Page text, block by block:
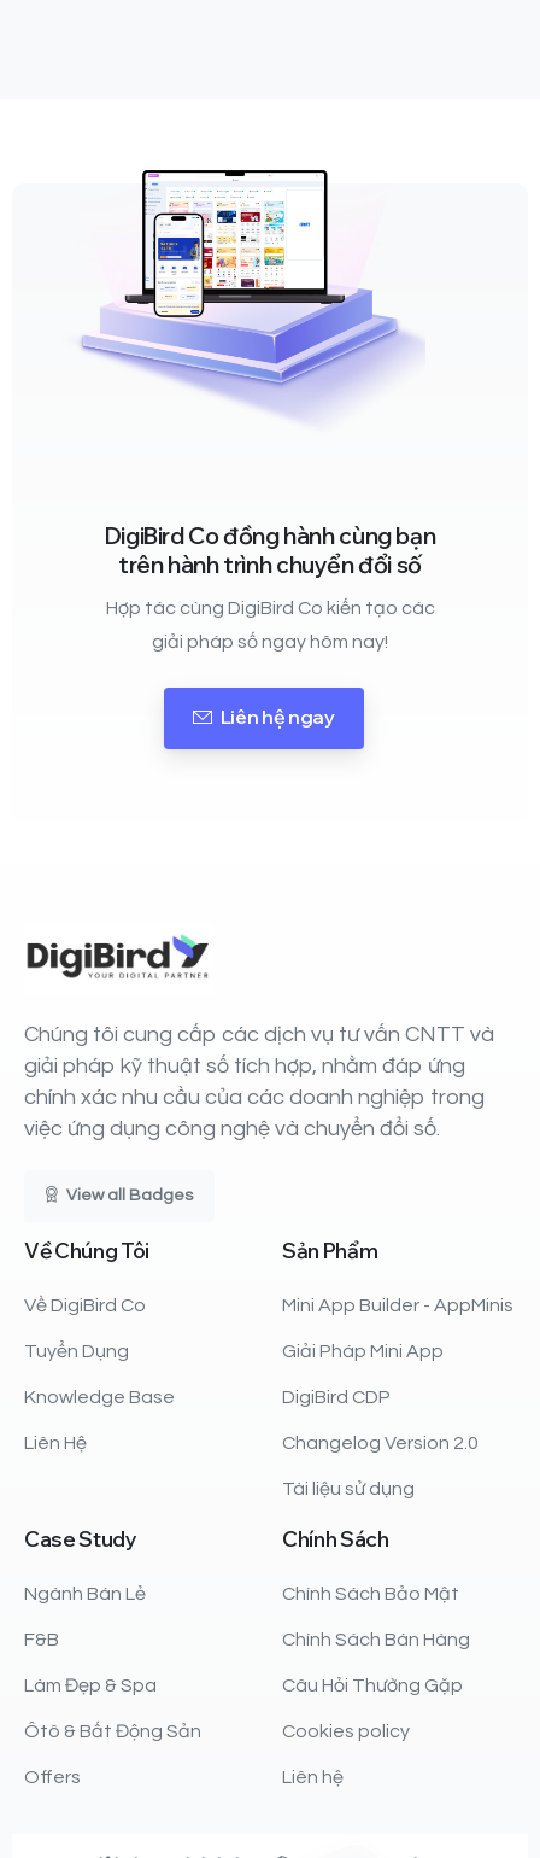
DigiBird Co đồng hành cùng bạn
trên hành trình chuyển đổi số
Hợp tác cùng DigiBird Co kiến tạo các
giải pháp số ngay hôm nay!
Liên hệ ngay
Chúng tôi cung cấp các dịch vụ tư vấn CNTT và
giải pháp kỹ thuật số tích hợp, nhằm đáp ứng
chính xác nhu cầu của các doanh nghiệp trong
việc ứng dụng công nghệ và chuyển đổi số.
View all Badges
VềChúngTôi
Về DigiBird Co
Tuyển Dụng
Knowledge Base
Liên Hệ
Sản Phẩm
Mini App Builder - AppMinis
Giải Pháp Mini App
DigiBird CDP
Changelog Version 2.0
Tài liệu sử dụng
CaseStudy
Ngành Bán Lẻ
F&B
Làm Đẹp & Spa
Ôtô & Bất Động Sản
Offers
ChínhSách
Chính Sách Bảo Mật
Chính Sách Bán Hàng
Câu Hỏi Thường Gặp
Cookies policy
Liên hệ